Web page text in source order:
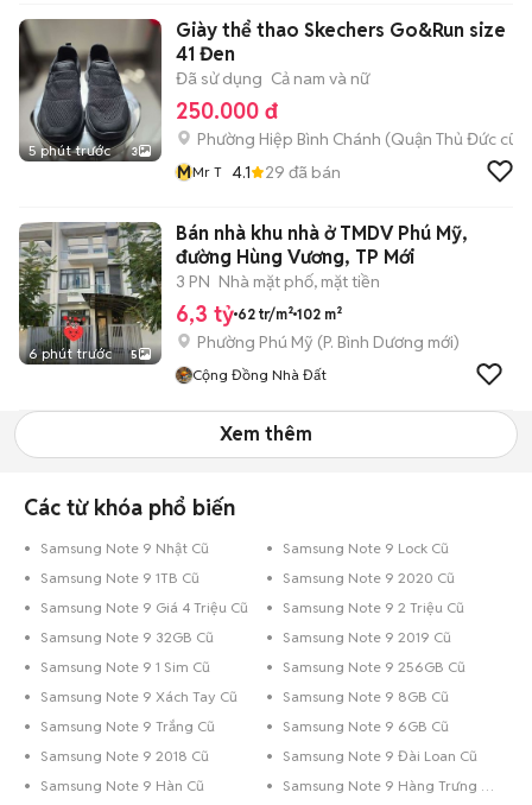
5 phút trước 3
Giày thể thao Skechers Go&Run size
41 Đen
Đã sử dụng Cả nam và nữ
250.000 đ
Phường Hiệp Bình Chánh (Quận Thủ Đức cũ)
MMr T 4.1 29 đã bán
6 phút trước 5
Bán nhà khu nhà ở TMDV Phú Mỹ,
đường Hùng Vương, TP Mới
3 PN Nhà mặt phố, mặt tiền
6,3 tỷ 62 tr/m² 102 m²
Phường Phú Mỹ (P. Bình Dương mới)
Cộng Đồng Nhà Đất
Xem thêm
Các từ khóa phổ biến
Samsung Note 9 Nhật Cũ
Samsung Note 9 Lock Cũ
Samsung Note 9 1TB Cũ
Samsung Note 9 2020 Cũ
Samsung Note 9 Giá 4 Triệu Cũ
Samsung Note 9 2 Triệu Cũ
Samsung Note 9 32GB Cũ
Samsung Note 9 2019 Cũ
Samsung Note 9 1 Sim Cũ
Samsung Note 9 256GB Cũ
Samsung Note 9 Xách Tay Cũ
Samsung Note 9 8GB Cũ
Samsung Note 9 Trắng Cũ
Samsung Note 9 6GB Cũ
Samsung Note 9 2018 Cũ
Samsung Note 9 Đài Loan Cũ
Samsung Note 9 Hàn Cũ
Samsung Note 9 Hàng Trưng Bày Cũ